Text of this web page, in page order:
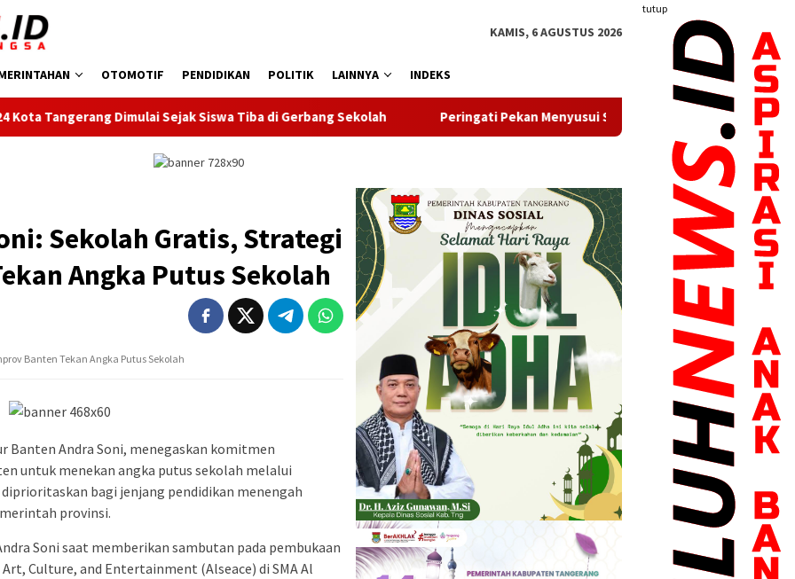
tutup
KAMIS, 6 AGUSTUS 2026
OTOMOTIF PENDIDIKAN POLITIK LAINNYA INDEKS
Sejak Siswa Tiba di Gerbang Sekolah Peringati Pekan Menyusui Sedunia, Bupati Maesyal: ASI Eksklusif Investasi
Sekolah Gratis, Strategi
Angka Putus Sekolah
Banten Tekan Angka Putus Sekolah
Banten Andra Soni, menegaskan komitmen
untuk menekan angka putus sekolah melalui
bagi jenjang pendidikan menengah
provinsi.
Soni saat memberikan sambutan pada pembukaan
Culture, and Entertainment (Alseace) di SMA Al